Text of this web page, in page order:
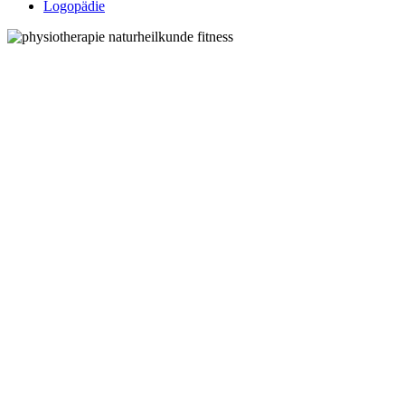
Logopädie